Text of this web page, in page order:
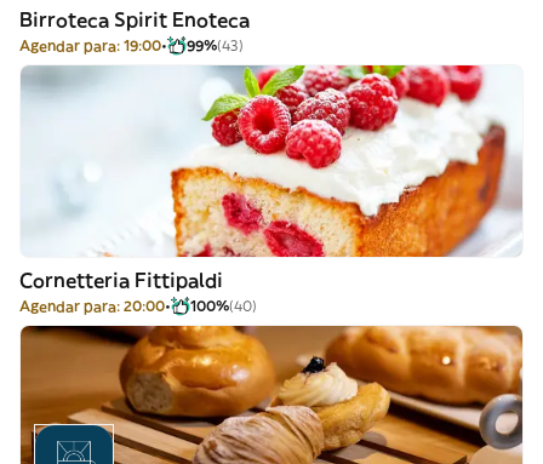
Birroteca Spirit Enoteca
Agendar para: 19:00 99%(43)
Cornetteria Fittipaldi
Agendar para: 20:00 100%(40)